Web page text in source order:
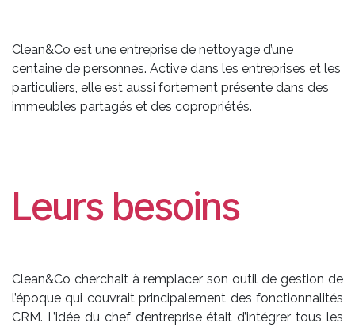
Clean&Co est une entreprise de nettoyage d’une
centaine de personnes. Active dans les entreprises et les
particuliers, elle est aussi fortement présente dans des
immeubles partagés et des copropriétés.
Leurs besoins
Clean&Co cherchait à remplacer son outil de gestion de
l’époque qui couvrait principalement des fonctionnalités
CRM. L’idée du chef d’entreprise était d’intégrer tous les